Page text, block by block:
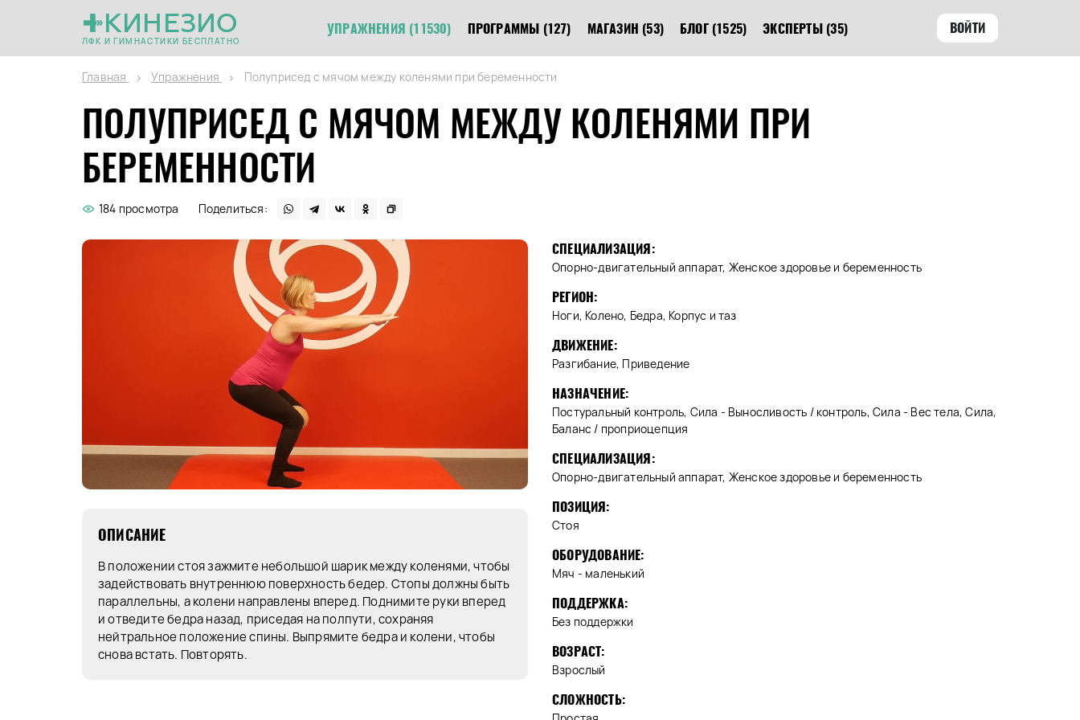
КИНЕЗИО
ЛФК И ГИМНАСТИКИ БЕСПЛАТНО
УПРАЖНЕНИЯ (11530) ПРОГРАММЫ (127) МАГАЗИН (53) БЛОГ (1525) ЭКСПЕРТЫ (35) ВОЙТИ
Главная Упражнения Полуприсед с мячом между коленями при беременности
ПОЛУПРИСЕД С МЯЧОМ МЕЖДУ КОЛЕНЯМИ ПРИ
БЕРЕМЕННОСТИ
184 просмотра Поделиться:
ОПИСАНИЕ
В положении стоя зажмите небольшой шарик между коленями, чтобы
задействовать внутреннюю поверхность бедер. Стопы должны быть
параллельны, а колени направлены вперед. Поднимите руки вперед
и отведите бедра назад, приседая на полпути, сохраняя
нейтральное положение спины. Выпрямите бедра и колени, чтобы
снова встать. Повторять.
СПЕЦИАЛИЗАЦИЯ:
Опорно-двигательный аппарат, Женское здоровье и беременность
РЕГИОН:
Ноги, Колено, Бедра, Корпус и таз
ДВИЖЕНИЕ:
Разгибание, Приведение
НАЗНАЧЕНИЕ:
Постуральный контроль, Сила - Выносливость / контроль, Сила - Вес тела, Сила,
Баланс / проприоцепция
СПЕЦИАЛИЗАЦИЯ:
Опорно-двигательный аппарат, Женское здоровье и беременность
ПОЗИЦИЯ:
Стоя
ОБОРУДОВАНИЕ:
Мяч - маленький
ПОДДЕРЖКА:
Без поддержки
ВОЗРАСТ:
Взрослый
СЛОЖНОСТЬ: